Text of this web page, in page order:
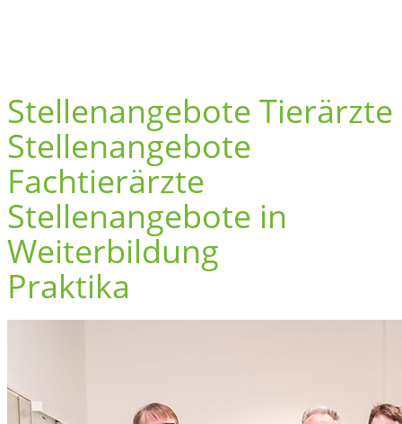
Stellenangebote Tierärzte
Stellenangebote
Fachtierärzte
Stellenangebote in
Weiterbildung
Praktika